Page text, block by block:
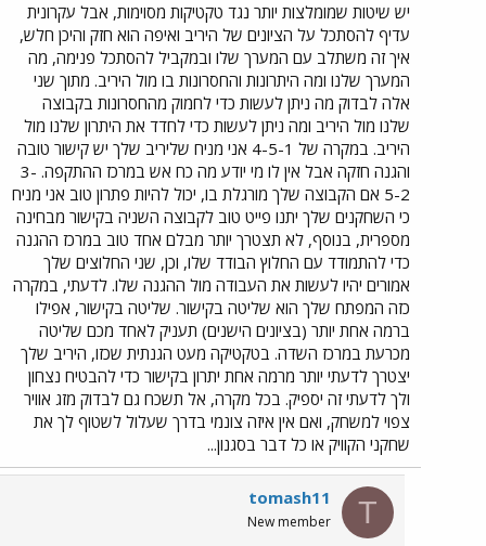
יש שיטות שמומלצות יותר נגד טקטיקות מסוימות, אבל עקרונית
עדיף להסתכל על הציונים של היריב ואיפה הוא חזק והיכן חלש,
איך זה משתלב עם המערך שלו ובמקביל להסתכל פנימה, מה
המערך שלנו ומה היתרונות והחסרונות בו מול היריב. מתוך שני
אלה לבדוק מה ניתן לעשות כדי לחמוק מהחסרונות בקבוצה
שלנו מול היריב ומה ניתן לעשות כדי לחדד את היתרון שלנו מול
היריב. במקרה של 4-5-1 אני מניח שליריב שלך יש קישור טובה
והגנה חזקה אבל אין לו מי יודע מה כח אש במרכז ההתקפה. 3-
5-2 אם הקבוצה שלך מורגלת בו, יכול להיות פתרון טוב אני מניח
כי השחקנים שלך יתנו פייט טוב לקבוצה השניה בקישור מבחינה
מספרית, בנוסף, לא תצטרך יותר מבלם אחד טוב במרכז ההגנה
כדי להתמודד עם החלוץ הבודד שלו, וכן, שני החלוצים שלך
אמורים יהיו לעשות את העבודה מול ההגנה שלו. לדעתי, במקרה
כזה המפתח שלך הוא שליטה בקישור. שליטה בקישור, אפילו
ברמה אחת יותר (בציונים הישנים) תעניק לאחד מכם שליטה
מכרעת במרכז השדה. בטקטיקה מעט הגנתית שכזו, היריב שלך
יצטרך לדעתי יותר מרמה אחת יתרון בקישור כדי להבטיח נצחון
ולך לדעתי זה יספיק. בכל מקרה, אל תשכח גם לבדוק מזג אוויר
צפוי למשחק, ואם אין איזה צונמי בדרך שעלול לשטוף לך את
שחקני הקוויק או כל דבר בסגנון...
T
tomash11
New member